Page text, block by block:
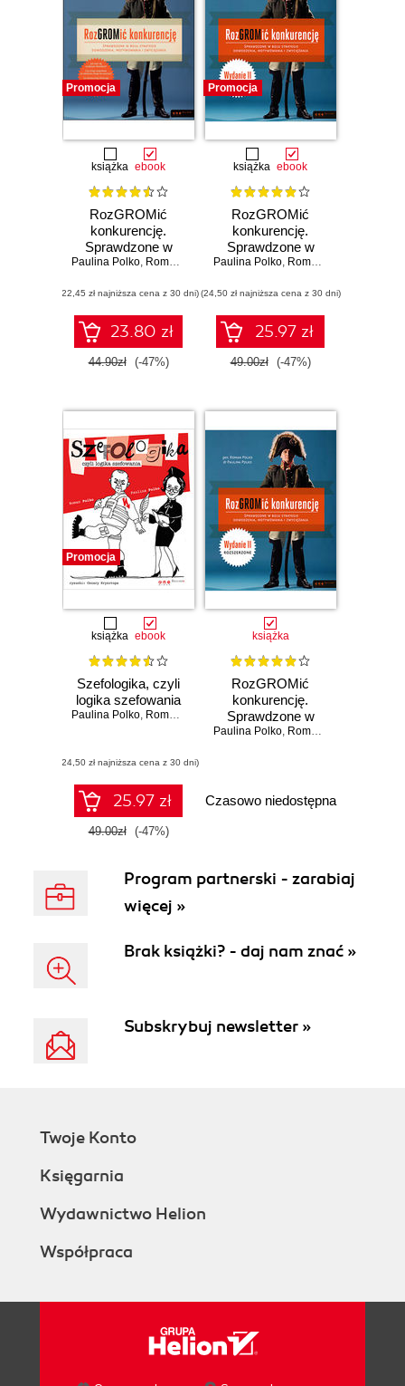
Promocja
książka ebook
RozGROMić
konkurencję.
Sprawdzone w
boju strategie
motywowania i
zwyciężania
Paulina Polko, Roman Polko
(22,45 zł najniższa cena z 30 dni)
23.80 zł
44.90zł (-47%)
Promocja
książka ebook
RozGROMić
konkurencję.
Sprawdzone w
boju strategie
motywowania i
zwyciężania.
Wydanie II
rozszerzone
Paulina Polko, Roman Polko
(24,50 zł najniższa cena z 30 dni)
25.97 zł
49.00zł (-47%)
Promocja
książka ebook
Szefologika, czyli
logika szefowania
Paulina Polko, Roman Polko
(24,50 zł najniższa cena z 30 dni)
25.97 zł
49.00zł (-47%)
książka
RozGROMić
konkurencję.
Sprawdzone w
boju strategie
Wydanie II
Paulina Polko, Roman Polko
Czasowo niedostępna
Program partnerski - zarabiaj
więcej »
Brak książki? - daj nam znać »
Subskrybuj newsletter »
Twoje Konto
Księgarnia
Wydawnictwo Helion
Współpraca